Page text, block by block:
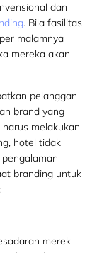
dan
. Bila fasilitas
malamnya
mereka akan
pelanggan
brand yang
melakukan
hotel tidak
branding untuk
merek